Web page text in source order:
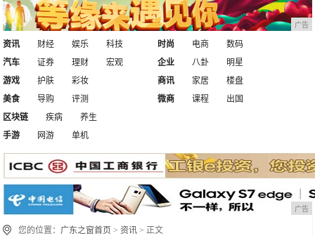
广告
资讯 财经 娱乐
科技
汽车
证券 理财 宏观
时尚 电商
数码
企业
八卦
明星
游戏
护肤
彩妆
美食
导购 评测
商讯 家居
楼盘
微商
课程
出国
区块链
疾病
养生
手游
网游 单机
广告
您的位置： 广东之窗首页 >资讯 > 正文